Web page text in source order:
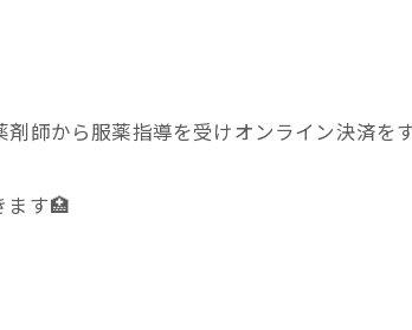
師から服薬指導を受けオンライン決済を
ます🏥